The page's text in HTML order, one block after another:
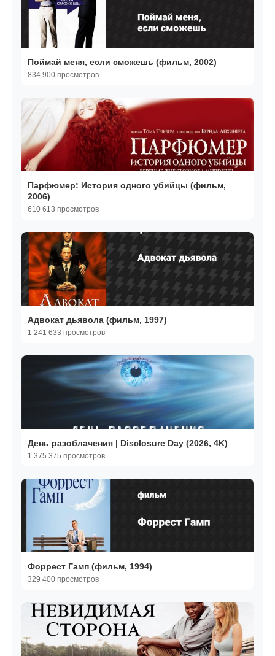
Поймай меня, если сможешь (фильм, 2002)
834 900 просмотров
Парфюмер: История одного убийцы (фильм,
2006)
610 613 просмотров
Адвокат дьявола (фильм, 1997)
1 241 633 просмотров
День разоблачения | Disclosure Day (2026, 4K)
1 375 375 просмотров
Форрест Гамп (фильм, 1994)
329 400 просмотров